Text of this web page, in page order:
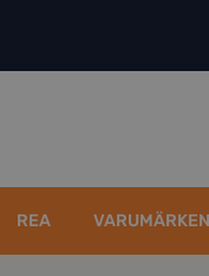
REA VARUMÄRKEN